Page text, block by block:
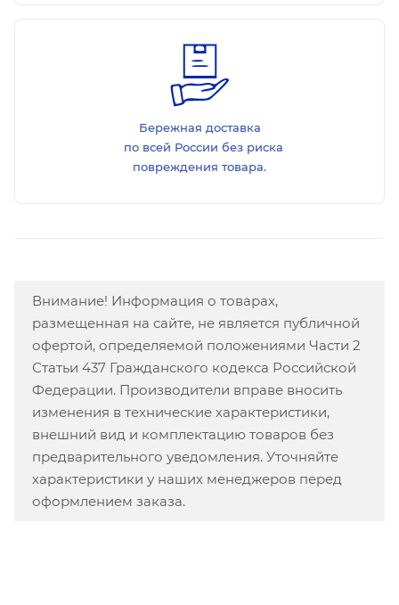
Бережная доставка
по всей России без риска
повреждения товара.
Внимание! Информация о товарах,
размещенная на сайте, не является публичной
офертой, определяемой положениями Части 2
Статьи 437 Гражданского кодекса Российской
Федерации. Производители вправе вносить
изменения в технические характеристики,
внешний вид и комплектацию товаров без
предварительного уведомления. Уточняйте
характеристики у наших менеджеров перед
оформлением заказа.